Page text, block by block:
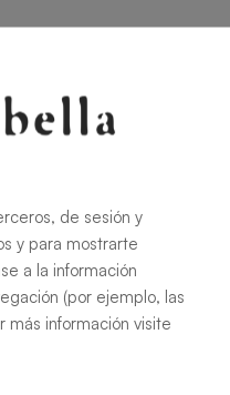
X 70 cm
de sesión y
y para mostrarte
a la información
(por ejemplo, las
más información visite